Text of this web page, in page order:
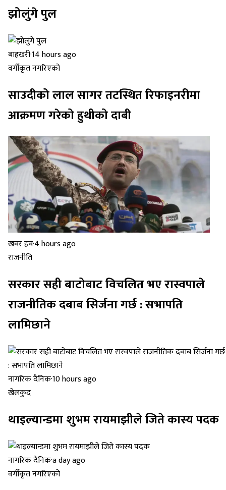
झोलुंगे पुल
बाह्रखरी·14 hours ago
वर्गीकृत नगरिएको
साउदीको लाल सागर तटस्थित रिफाइनरीमा
आक्रमण गरेको हुथीको दाबी
खबर हब·4 hours ago
राजनीति
सरकार सही बाटोबाट विचलित भए रास्वपाले
राजनीतिक दबाब सिर्जना गर्छ : सभापति
लामिछाने
नागरिक दैनिक·10 hours ago
खेलकुद
थाइल्यान्डमा शुभम रायमाझीले जिते कास्य पदक
नागरिक दैनिक·a day ago
वर्गीकृत नगरिएको